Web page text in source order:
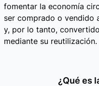
fomentar la economía
ser comprado o vendido
y, por lo tanto,
mediante su reutilización.
¿Qué es